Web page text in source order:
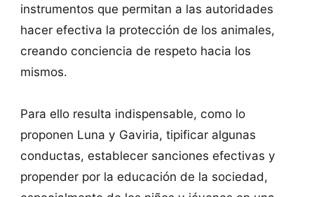
instrumentos que permitan a las autoridades
hacer efectiva la protección de los animales,
creando conciencia de respeto hacia los
mismos.
Para ello resulta indispensable, como lo
proponen Luna y Gaviria, tipificar algunas
conductas, establecer sanciones efectivas y
propender por la educación de la sociedad,